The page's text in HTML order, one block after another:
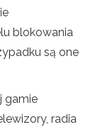
blokowania
są one
gamie
radia